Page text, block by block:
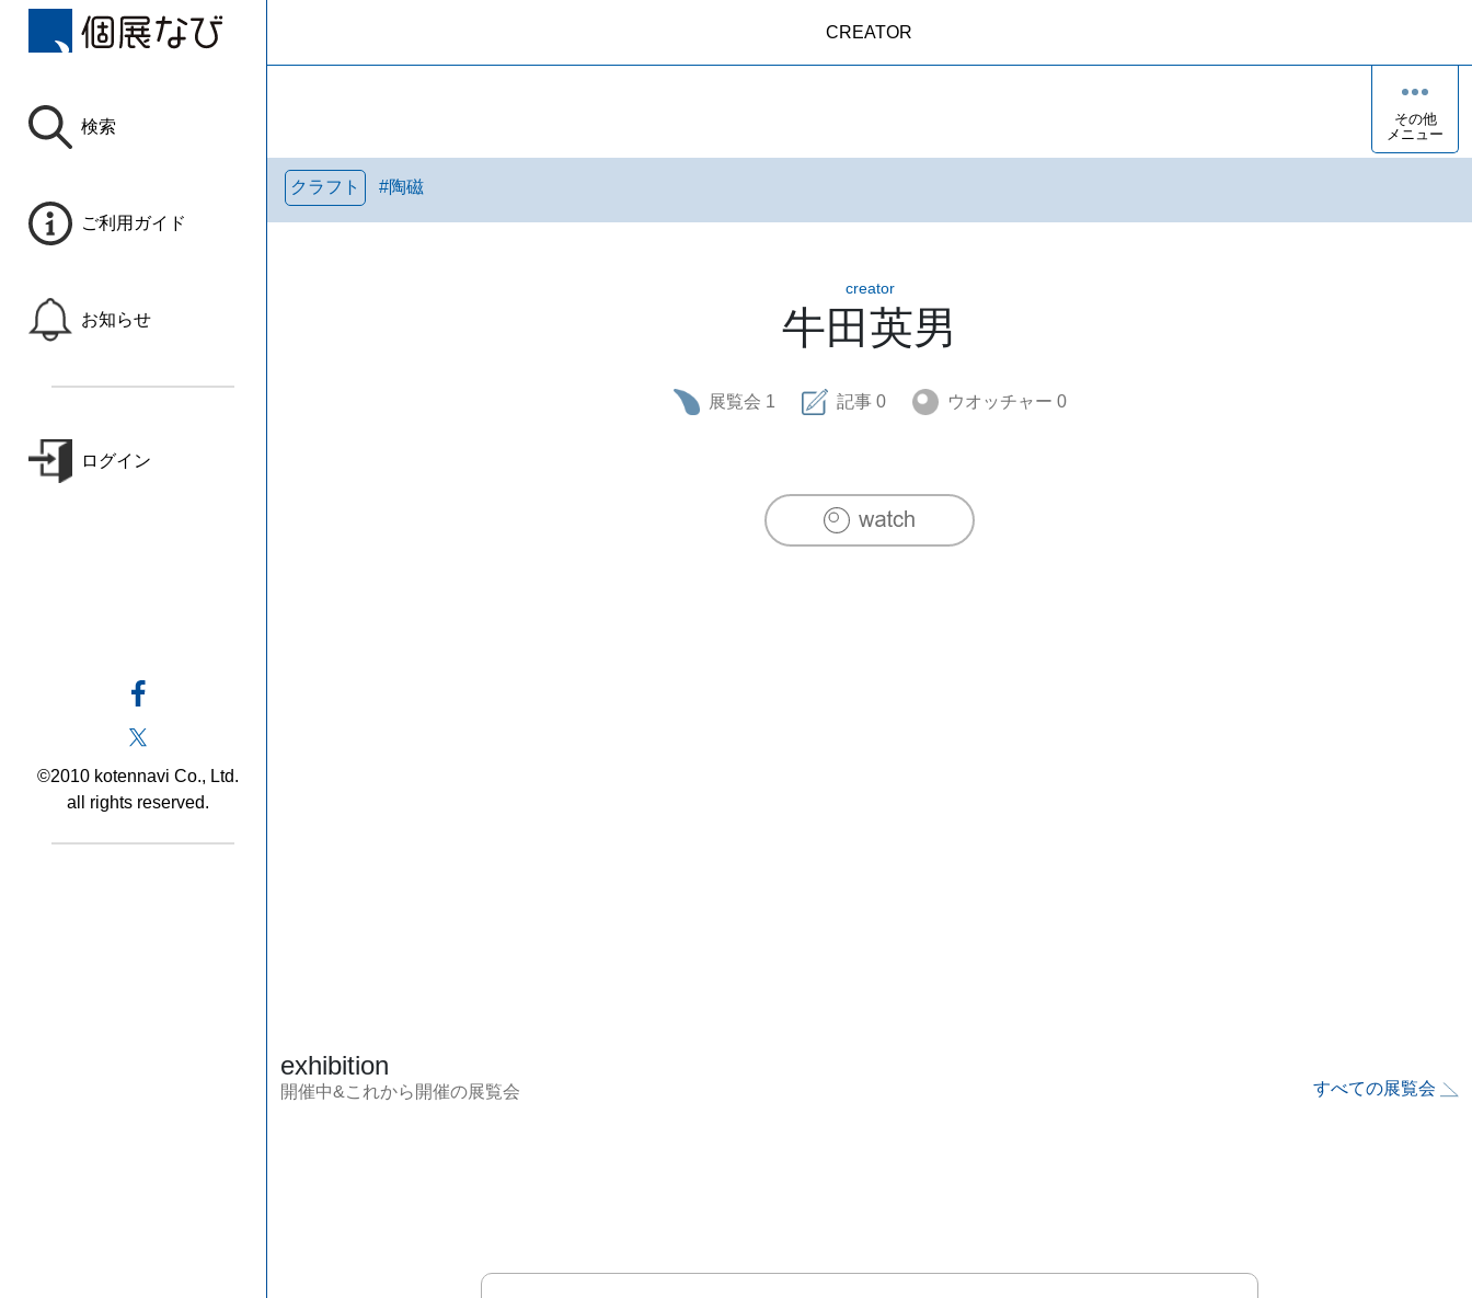
検索
ご利用ガイド
お知らせ
ログイン
©2010 kotennavi Co., Ltd.
all rights reserved.
CREATOR
その他
メニュー
クラフト #陶磁
creator
牛田英男
展覧会 1 記事 0 ウオッチャー 0
exhibition
開催中&これから開催の展覧会 すべての展覧会